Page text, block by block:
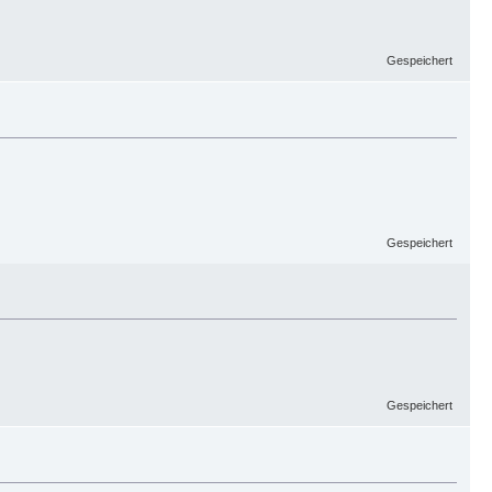
Gespeichert
Gespeichert
Gespeichert